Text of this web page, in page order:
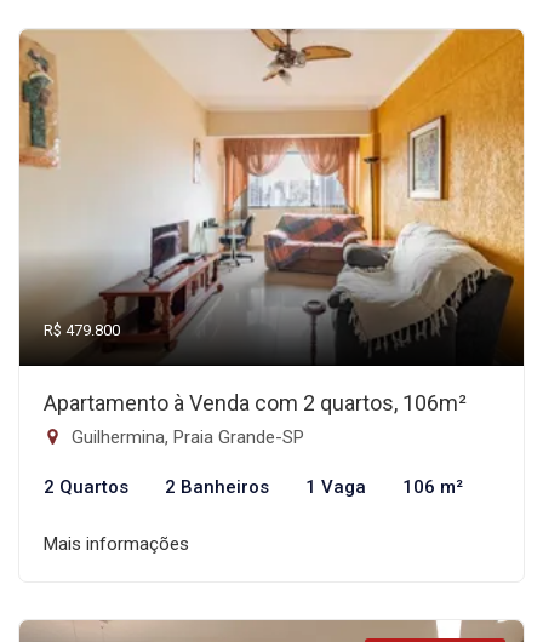
R$ 479.800
Apartamento à Venda com 2 quartos, 106m²
Guilhermina, Praia Grande-SP
2 Quartos 2 Banheiros 1 Vaga 106 m²
Mais informações